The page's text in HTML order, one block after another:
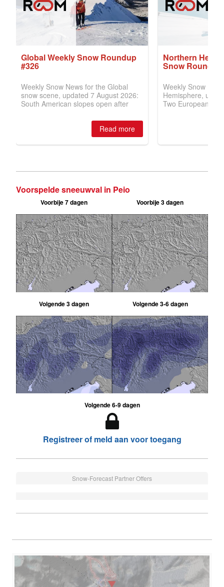
Voorspelde sneeuwval in Peio
Voorbije 7 dagen Voorbije 3 dagen
Volgende 3 dagen Volgende 3-6 dagen
Volgende 6-9 dagen
Registreer of meld aan voor toegang
Snow-Forecast Partner Offers